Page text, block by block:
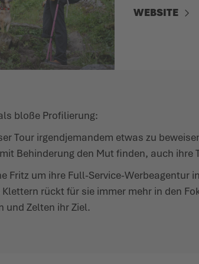
WEBSITE
bloße Profilierung:
Tour irgendjemandem etwas zu
Behinderung den Mut finden, auch ihre
Fritz um ihre Full-Service-Werbeagentur
rückt für sie immer mehr in den
und Zelten ihr Ziel.